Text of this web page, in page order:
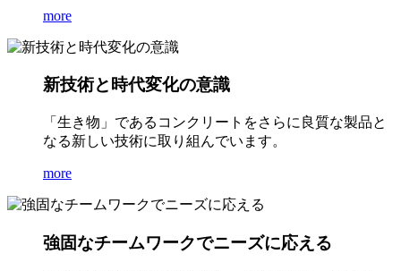
more
新技術と時代変化の意識
「生き物」であるコンクリートをさらに良質な製品と
なる新しい技術に取り組んでいます。
more
強固なチームワークでニーズに応える